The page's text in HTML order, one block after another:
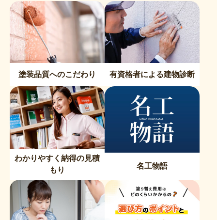
塗装品質へのこだわり 有資格者による建物診断
わかりやすく納得の見積
もり
名工物語